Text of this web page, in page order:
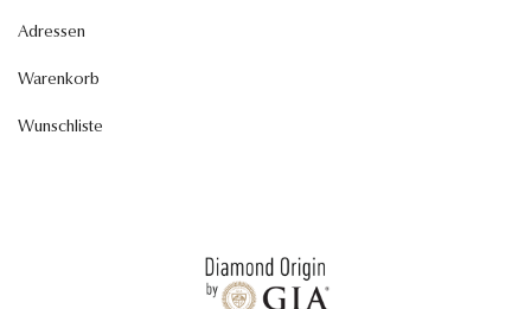
Adressen
Warenkorb
Wunschliste